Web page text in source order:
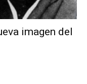
imagen del